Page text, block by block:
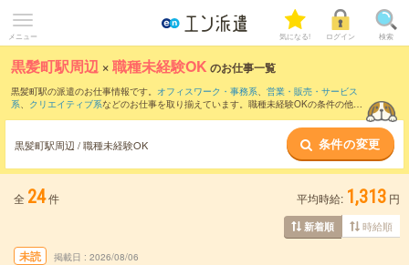
メニュー 気になる! ログイン 検索
黒髪町駅周辺 ×職種未経験OK のお仕事一覧
黒髪町駅の派遣のお仕事情報です。 オフィスワーク・事務系、 営業・販売・サービス
系、 クリエイティブ系などのお仕事を取り揃えています。職種未経験OKの条件の他
黒髪町駅周辺 / 職種未経験OK 条件の変更
全 24件 平均時給: 1,313 円
新着順 時給順
未読 掲載日 2026/08/06